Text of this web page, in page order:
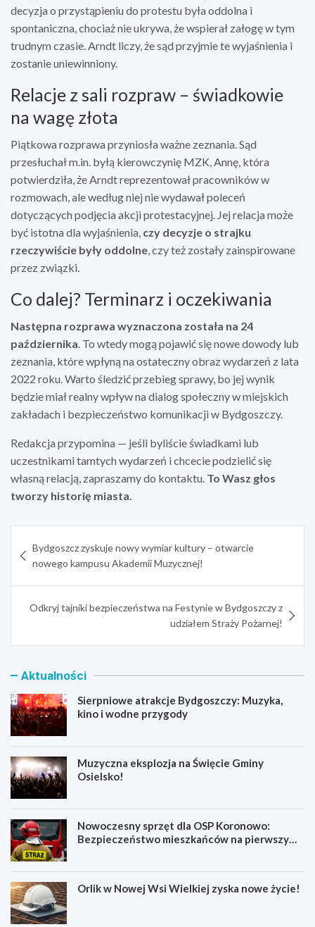
decyzja o przystąpieniu do protestu była oddolna i
spontaniczna, chociaż nie ukrywa, że wspierał załogę w tym
trudnym czasie. Arndt liczy, że sąd przyjmie te wyjaśnienia i
zostanie uniewinniony.
Relacje z sali rozpraw – świadkowie
na wagę złota
Piątkowa rozprawa przyniosła ważne zeznania. Sąd
przesłuchał m.in. byłą kierowczynię MZK, Annę, która
potwierdziła, że Arndt reprezentował pracowników w
rozmowach, ale według niej nie wydawał poleceń
dotyczących podjęcia akcji protestacyjnej. Jej relacja może
być istotna dla wyjaśnienia, czy decyzje o strajku
rzeczywiście były oddolne , czy też zostały zainspirowane
przez związki.
Co dalej? Terminarz i oczekiwania
Następna rozprawa wyznaczona została na 24
października . To wtedy mogą pojawić się nowe dowody lub
zeznania, które wpłyną na ostateczny obraz wydarzeń z lata
2022 roku. Warto śledzić przebieg sprawy, bo jej wynik
będzie miał realny wpływ na dialog społeczny w miejskich
zakładach i bezpieczeństwo komunikacji w Bydgoszczy.
Redakcja przypomina — jeśli byliście świadkami lub
uczestnikami tamtych wydarzeń i chcecie podzielić się
własną relacją, zapraszamy do kontaktu. To Wasz głos
tworzy historię miasta.
wpisu
Bydgoszcz zyskuje nowy wymiar kultury – otwarcie
nowego kampusu Akademii Muzycznej!
Odkryj tajniki bezpieczeństwa na Festynie w Bydgoszczy z
udziałem Straży Pożarnej!
Aktualności
Sierpniowe atrakcje Bydgoszczy: Muzyka,
kino i wodne przygody
Muzyczna eksplozja na Święcie Gminy
Osielsko!
Nowoczesny sprzęt dla OSP Koronowo:
Bezpieczeństwo mieszkańców na pierwszym
Orlik w Nowej Wsi Wielkiej zyska nowe życie!
S
M